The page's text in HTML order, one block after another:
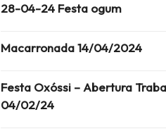
28-04-24 Festa ogum
Macarronada 14/04/2024
Festa Oxóssi – Abertura
04/02/24